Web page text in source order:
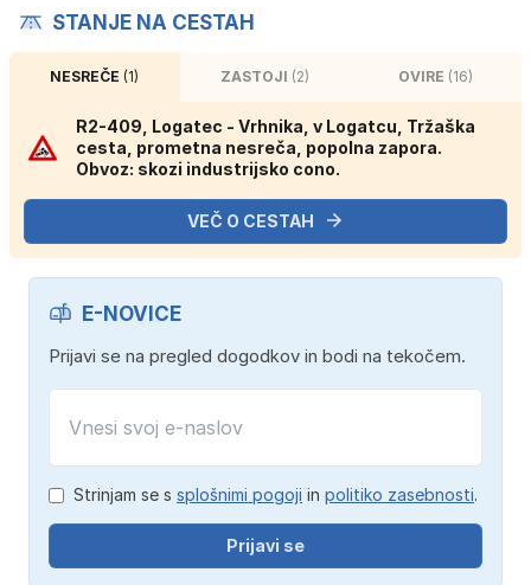
STANJE NA CESTAH
NESREČE(1) ZASTOJI (2) OVIRE (16)
R2-409, Logatec - Vrhnika, v Logatcu, Tržaška
cesta, prometna nesreča, popolna zapora.
Obvoz: skozi industrijsko cono.
VEČ O CESTAH
E-NOVICE
Prijavi se na pregled dogodkov in bodi na tekočem.
Strinjam se s splošnimi pogoji in politiko zasebnosti.
Prijavi se